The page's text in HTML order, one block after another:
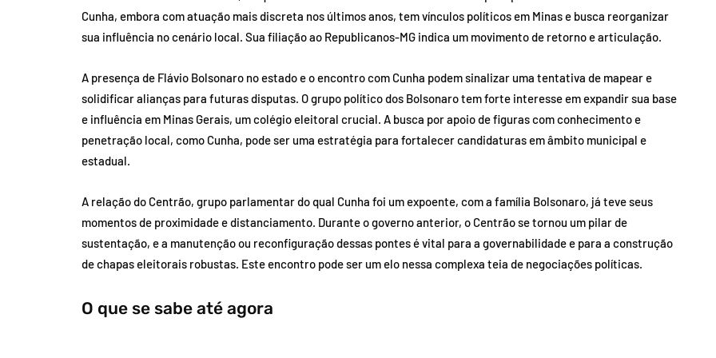
Cunha, embora com atuação mais discreta nos últimos anos, tem vínculos políticos em Minas e busca reorganizar
sua influência no cenário local. Sua filiação ao Republicanos-MG indica um movimento de retorno e articulação.
A presença de Flávio Bolsonaro no estado e o encontro com Cunha podem sinalizar uma tentativa de mapear e
solidificar alianças para futuras disputas. O grupo político dos Bolsonaro tem forte interesse em expandir sua base
e influência em Minas Gerais, um colégio eleitoral crucial. A busca por apoio de figuras com conhecimento e
penetração local, como Cunha, pode ser uma estratégia para fortalecer candidaturas em âmbito municipal e
estadual.
A relação do Centrão, grupo parlamentar do qual Cunha foi um expoente, com a família Bolsonaro, já teve seus
momentos de proximidade e distanciamento. Durante o governo anterior, o Centrão se tornou um pilar de
sustentação, e a manutenção ou reconfiguração dessas pontes é vital para a governabilidade e para a construção
de chapas eleitorais robustas. Este encontro pode ser um elo nessa complexa teia de negociações políticas.
O que se sabe até agora